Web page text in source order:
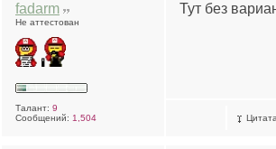
fadarm
Не аттестован
Талант: 9
Сообщений: 1,504
Тут без
Цитата